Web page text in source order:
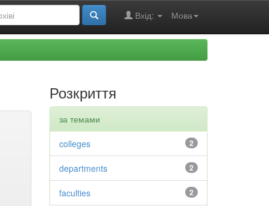
Мова
Вхід:
Розкриття
за темами
2
colleges
2
departments
2
faculties